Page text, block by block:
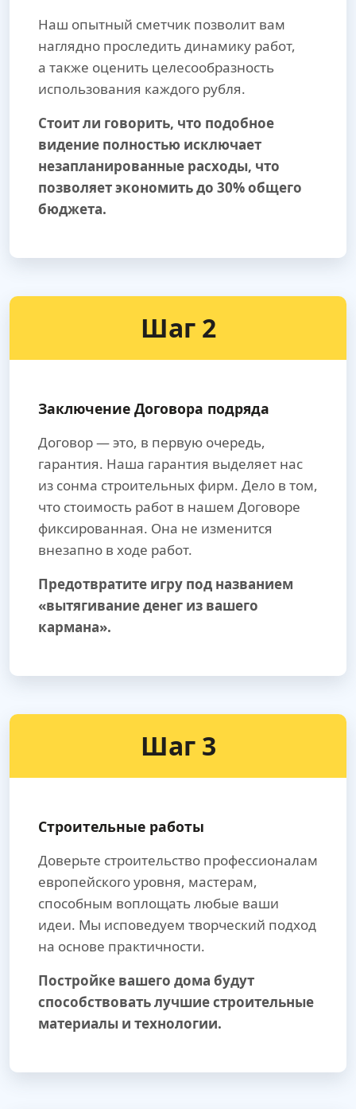
Наш опытный сметчик позволит вам
наглядно проследить динамику работ,
а также оценить целесообразность
использования каждого рубля.
Стоит ли говорить, что подобное
видение полностью исключает
незапланированные расходы, что
позволяет экономить до 30% общего
бюджета.
Шаг 2
Заключение Договора подряда
Договор — это, в первую очередь,
гарантия. Наша гарантия выделяет нас
из сонма строительных фирм. Дело в том,
что стоимость работ в нашем Договоре
фиксированная. Она не изменится
внезапно в ходе работ.
Предотвратите игру под названием
«вытягивание денег из вашего
кармана».
Шаг 3
Строительные работы
Доверьте строительство профессионалам
европейского уровня, мастерам,
способным воплощать любые ваши
идеи. Мы исповедуем творческий подход
на основе практичности.
Постройке вашего дома будут
способствовать лучшие строительные
материалы и технологии.